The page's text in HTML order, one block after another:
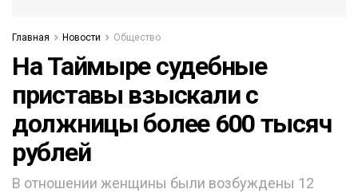
Главная Новости Общество
На Таймыре судебные
приставы взыскали с
должницы более 600 тысяч
рублей
В отношении женщины были возбуждены 12